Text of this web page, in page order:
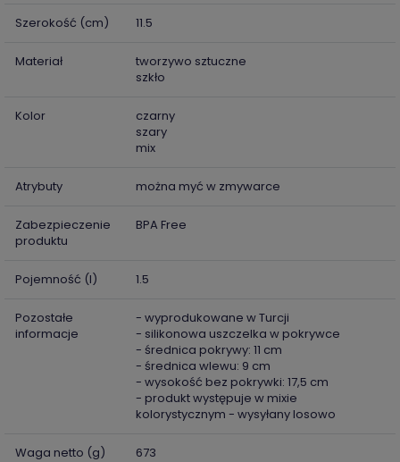
Szerokość (cm) 11.5
Materiał
tworzywo sztuczne
szkło
Kolor
czarny
szary
mix
Atrybuty można myć w zmywarce
Zabezpieczenie
produktu
BPA Free
Pojemność (l) 1.5
Pozostałe
informacje
- wyprodukowane w Turcji
- silikonowa uszczelka w pokrywce
- średnica pokrywy: 11 cm
- średnica wlewu: 9 cm
- wysokość bez pokrywki: 17,5 cm
- produkt występuje w mixie
kolorystycznym - wysyłany losowo
Waga netto (g) 673